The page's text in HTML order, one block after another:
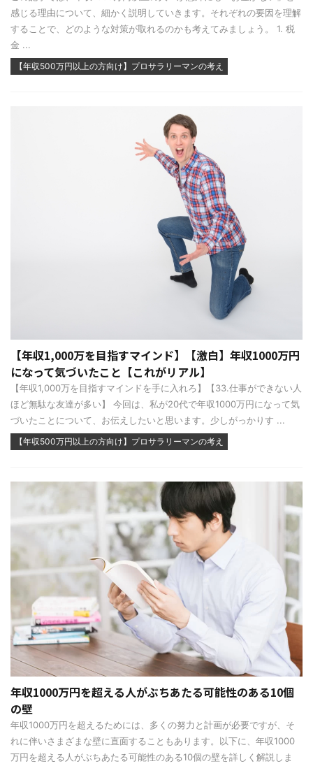
感じる理由について、細かく説明していきます。それぞれの要因を理解
することで、どのような対策が取れるのかも考えてみましょう。 1. 税
金 ...
【年収500万円以上の方向け】プロサラリーマンの考え
【年収1,000万を目指すマインド】【激白】年収1000万円
になって気づいたこと【これがリアル】
【年収1,000万を目指すマインドを手に入れろ】【33.仕事ができない人
ほど無駄な友達が多い】 今回は、私が20代で年収1000万円になって気
づいたことについて、お伝えしたいと思います。少しがっかりす ...
【年収500万円以上の方向け】プロサラリーマンの考え
年収1000万円を超える人がぶちあたる可能性のある10個
の壁
年収1000万円を超えるためには、多くの努力と計画が必要ですが、そ
れに伴いさまざまな壁に直面することもあります。以下に、年収1000
万円を超える人がぶちあたる可能性のある10個の壁を詳しく解説しま